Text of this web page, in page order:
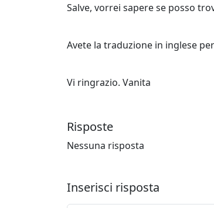
Salve, vorrei sapere se posso
Avete la traduzione in inglese
Vi ringrazio. Vanita
Risposte
Nessuna risposta
Inserisci risposta